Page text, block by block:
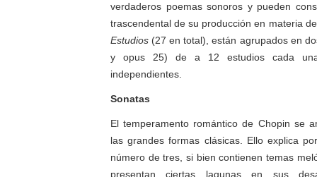
verdaderos poemas sonoros y pueden
trascendental de su producción en materia
Estudios (27 en total), están agrupados en
y opus 25) de a 12 estudios cada
independientes.
Sonatas
El temperamento romántico de Chopin se
las grandes formas clásicas. Ello explica
número de tres, si bien contienen temas
presentan ciertas lagunas en sus